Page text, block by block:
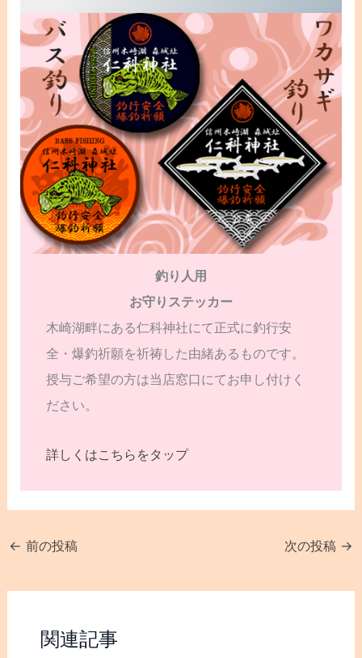
釣り人用
お守りステッカー
木崎湖畔にある仁科神社にて正式に釣行安
全・爆釣祈願を祈祷した由緒あるものです。
授与ご希望の方は当店窓口にてお申し付けく
ださい。
詳しくはこちらをタップ
← 前の投稿 次の投稿 →
関連記事